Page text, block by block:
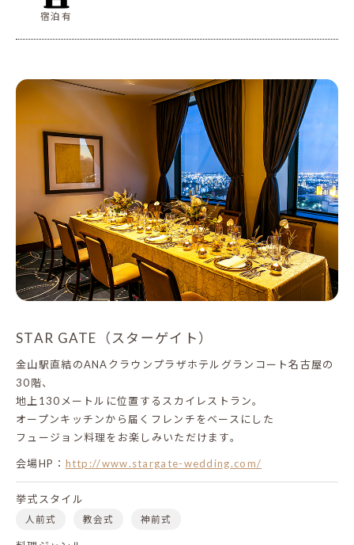
宿泊有
STAR GATE（スターゲイト）
金山駅直結のANAクラウンプラザホテルグランコート名古屋の
30階、
地上130メートルに位置するスカイレストラン。
オープンキッチンから届くフレンチをベースにした
フュージョン料理をお楽しみいただけます。
会場HP： http://www.stargate-wedding.com/
挙式スタイル
人前式 教会式 神前式